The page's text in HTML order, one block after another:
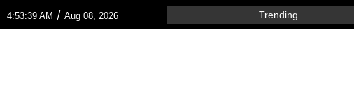
4:53:39 AM / Aug 08, 2026 Trending